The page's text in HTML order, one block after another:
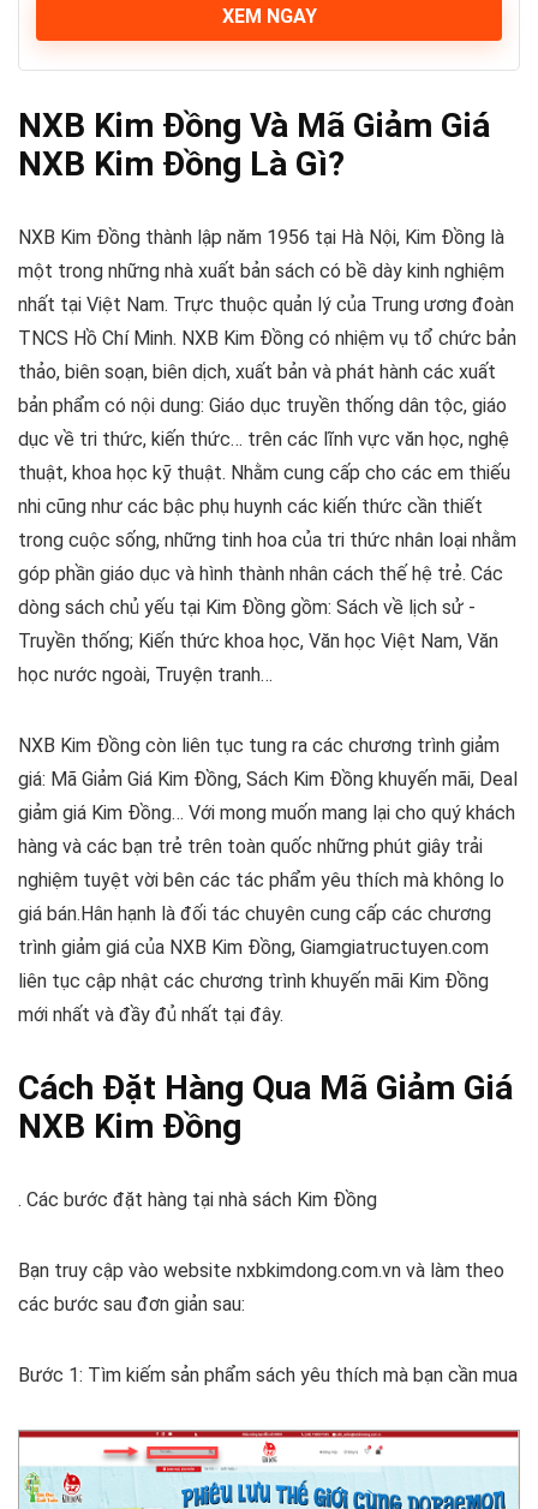
XEM NGAY
NXB Kim Đồng Và Mã Giảm Giá
NXB Kim Đồng Là Gì?
NXB Kim Đồng thành lập năm 1956 tại Hà Nội, Kim Đồng là
một trong những nhà xuất bản sách có bề dày kinh nghiệm
nhất tại Việt Nam. Trực thuộc quản lý của Trung ương đoàn
TNCS Hồ Chí Minh. NXB Kim Đồng có nhiệm vụ tổ chức bản
thảo, biên soạn, biên dịch, xuất bản và phát hành các xuất
bản phẩm có nội dung: Giáo dục truyền thống dân tộc, giáo
dục về tri thức, kiến thức… trên các lĩnh vực văn học, nghệ
thuật, khoa học kỹ thuật. Nhằm cung cấp cho các em thiếu
nhi cũng như các bậc phụ huynh các kiến thức cần thiết
trong cuộc sống, những tinh hoa của tri thức nhân loại nhằm
góp phần giáo dục và hình thành nhân cách thế hệ trẻ. Các
dòng sách chủ yếu tại Kim Đồng gồm: Sách về lịch sử -
Truyền thống; Kiến thức khoa học, Văn học Việt Nam, Văn
học nước ngoài, Truyện tranh…
NXB Kim Đồng còn liên tục tung ra các chương trình giảm
giá: Mã Giảm Giá Kim Đồng, Sách Kim Đồng khuyến mãi, Deal
giảm giá Kim Đồng… Với mong muốn mang lại cho quý khách
hàng và các bạn trẻ trên toàn quốc những phút giây trải
nghiệm tuyệt vời bên các tác phẩm yêu thích mà không lo
giá bán.Hân hạnh là đối tác chuyên cung cấp các chương
trình giảm giá của NXB Kim Đồng, Giamgiatructuyen.com
liên tục cập nhật các chương trình khuyến mãi Kim Đồng
mới nhất và đầy đủ nhất tại đây.
Cách Đặt Hàng Qua Mã Giảm Giá
NXB Kim Đồng
. Các bước đặt hàng tại nhà sách Kim Đồng
Bạn truy cập vào website nxbkimdong.com.vn và làm theo
các bước sau đơn giản sau:
Bước 1: Tìm kiếm sản phẩm sách yêu thích mà bạn cần mua